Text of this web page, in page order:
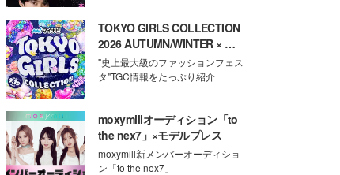
TOKYO GIRLS COLLECTION
2026 AUTUMN/WINTER × モ
デルプレス
"史上最大級のファッションフェス
タ"TGC情報をたっぷり紹介
moxymillオーディション「to
the nex7」×モデルプレス
moxymill新メンバーオーディショ
ン「to the nex7」